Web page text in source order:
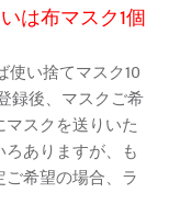
は布マスク1個
使い捨てマスク10
録後、マスクご希
スクを送りいた
ありますが、も
希望の場合、ラ